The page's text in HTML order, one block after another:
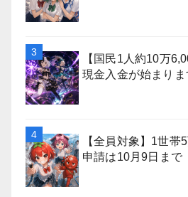
【国民1人約10万
現金入金が始まりま
【全員対象】1世
申請は10月9日まで